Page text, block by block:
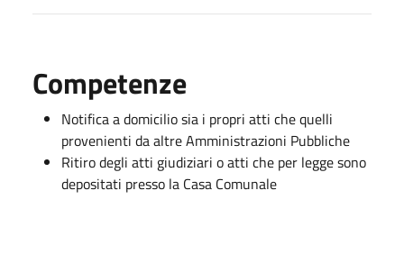
Competenze
Notifica a domicilio sia i propri atti che quelli
provenienti da altre Amministrazioni Pubbliche
Ritiro degli atti giudiziari o atti che per legge sono
depositati presso la Casa Comunale